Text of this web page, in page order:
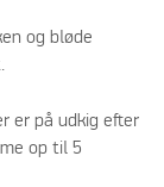
og bløde
er på udkig efter
op til 5